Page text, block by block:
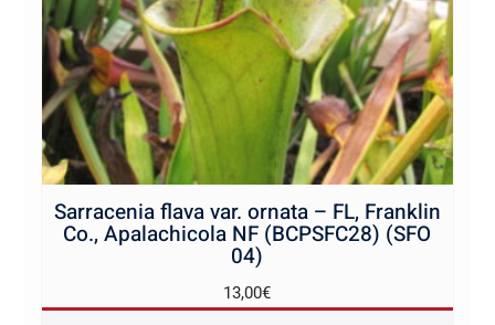
Sarracenia flava var. ornata – FL, Franklin
Co., Apalachicola NF (BCPSFC28) (SFO
04)
13,00€